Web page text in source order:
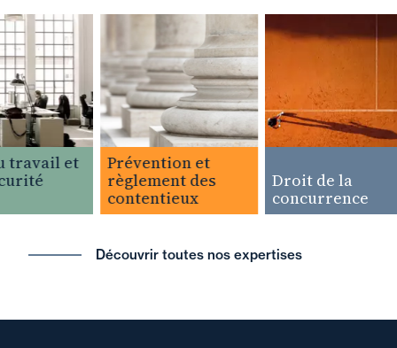
et
Prévention et
règlement des
contentieux
Droit de la
concurrence
Découvrir toutes nos expertises